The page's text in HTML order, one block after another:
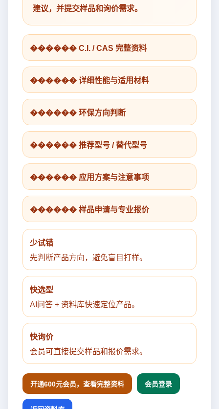
建议，并提交样品和询价需求。
������ C.I. / CAS 完整资料
������ 详细性能与适用材料
������ 环保方向判断
������ 推荐型号 / 替代型号
������ 应用方案与注意事项
������ 样品申请与专业报价
少试错
先判断产品方向，避免盲目打样。
快选型
AI问答 + 资料库快速定位产品。
快询价
会员可直接提交样品和报价需求。
开通600元会员，查看完整资料 会员登录